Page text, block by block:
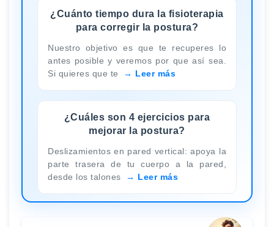
¿Cuánto tiempo dura la fisioterapia
para corregir la postura?
Nuestro objetivo es que te recuperes lo
antes posible y veremos por que así sea.
Si quieres que te
Leer más
¿Cuáles son 4 ejercicios para
mejorar la postura?
Deslizamientos en pared vertical: apoya la
parte trasera de tu cuerpo a la pared,
desde los talones
Leer más